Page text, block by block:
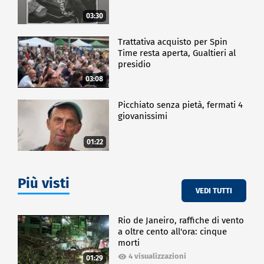
03:30
03:08
Trattativa acquisto per Spin
Time resta aperta, Gualtieri al
presidio
01:22
Picchiato senza pietà, fermati 4
giovanissimi
Più visti VEDI TUTTI
01:29
Rio de Janeiro, raffiche di vento
a oltre cento all'ora: cinque
morti
4 visualizzazioni